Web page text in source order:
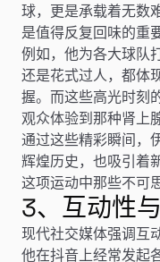
球，更是承载着无数
是值得反复回味的重
例如，他为各大球队
还是花式过人，都体
握。而这些高光时刻
观众体验到那种肾上
通过这些精彩瞬间，
辉煌历史，也吸引着
这项运动中那些不可
3、互动性
现代社交媒体强调互
他在抖音上经常发起